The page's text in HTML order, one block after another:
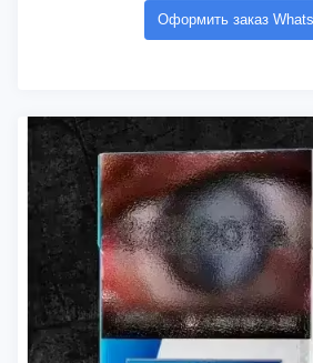
Оформить заказ